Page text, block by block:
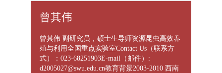
曾其伟
曾其伟 副研究员，硕士生导师资源昆虫高效养
殖与利用全国重点实验室Contact Us（联系方
式）：023-68251903E-mail（邮件）:
d2005027@swu.edu.cn教育背景2003-2010 西南